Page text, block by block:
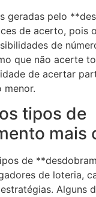
geradas pelo
de acerto, pois
de
que não acerte
de acertar
menor.
tipos de
mais
de
de loteria,
Alguns